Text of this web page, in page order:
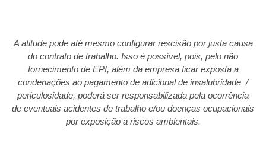
A atitude pode até mesmo configurar rescisão por justa causa
do contrato de trabalho. Isso é possível, pois, pelo não
fornecimento de EPI, além da empresa ficar exposta a
condenações ao pagamento de adicional de insalubridade /
periculosidade, poderá ser responsabilizada pela ocorrência
de eventuais acidentes de trabalho e/ou doenças ocupacionais
por exposição a riscos ambientais.